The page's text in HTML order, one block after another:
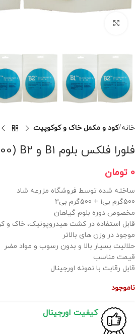
خانه کود و مکمل خاک و کوکوپیت
فلورا فلکس بلوم B1 و B2 (500گرم)
0 تومان
ساخته شده توسط فروشگاه مزرعه شاد
500گرم بی1 + 500گرم بی2
مخصوص دوره بلوم گیاهان
قابل استفاده در کشت هیدروپونیک، خاک و
موجود در وزن های بالاتر
حلالیت بسیار بالا و بدون رسوب و مواد مضر
قیمت مناسب
قابل رقابت با نمونه اورجینال
ناموجود
کیفیت اورجینال